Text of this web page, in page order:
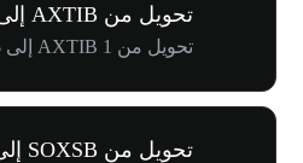
تحويل من AXTIB إلى USD
تحويل من 1 AXTIB إلى $90.51
تحويل من SOXSB إلى USD